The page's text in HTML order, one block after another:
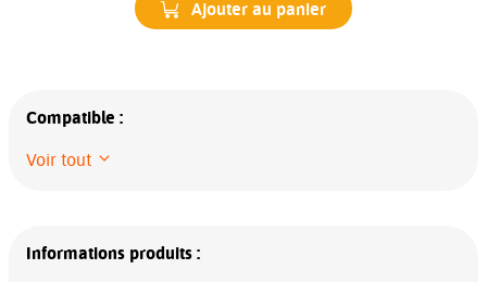
Ajouter au panier
Compatible :
Voir tout
Informations produits :